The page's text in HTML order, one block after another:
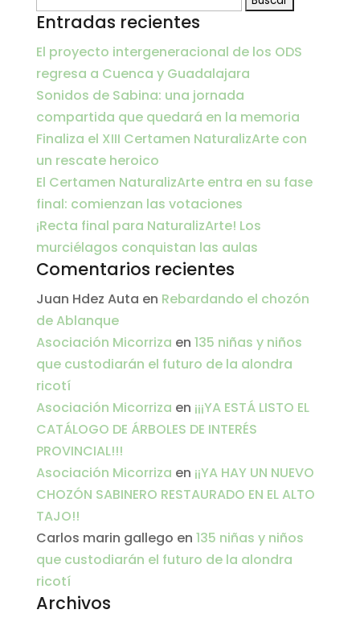
Entradas recientes
El proyecto intergeneracional de los ODS
regresa a Cuenca y Guadalajara
Sonidos de Sabina: una jornada
compartida que quedará en la memoria
Finaliza el XIII Certamen NaturalizArte con
un rescate heroico
El Certamen NaturalizArte entra en su fase
final: comienzan las votaciones
¡Recta final para NaturalizArte! Los
murciélagos conquistan las aulas
Comentarios recientes
Juan Hdez Auta en Rebardando el chozón
de Ablanque
Asociación Micorriza en 135 niñas y niños
que custodiarán el futuro de la alondra
ricotí
Asociación Micorriza en ¡¡¡YA ESTÁ LISTO EL
CATÁLOGO DE ÁRBOLES DE INTERÉS
PROVINCIAL!!!
Asociación Micorriza en ¡¡YA HAY UN NUEVO
CHOZÓN SABINERO RESTAURADO EN EL ALTO
TAJO!!
Carlos marin gallego en 135 niñas y niños
que custodiarán el futuro de la alondra
ricotí
Archivos